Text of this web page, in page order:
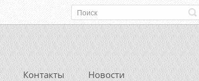
Контакты Новости